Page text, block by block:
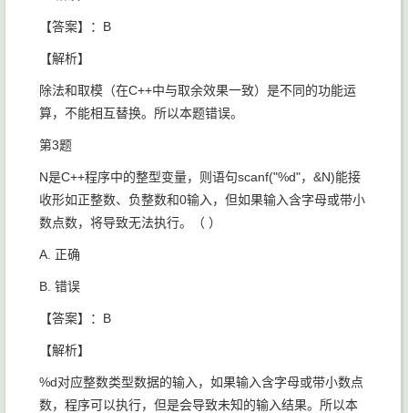
【答案】：B
【解析】
除法和取模（在C++中与取余效果一致）是不同的功能运
算，不能相互替换。所以本题错误。
第3题
N是C++程序中的整型变量，则语句scanf("%d"，&N)​能接
收形如正整数、负整数和0输入，但如果输入含字母或带小
数点数，将导致无法执行。（ ）
A. 正确
B. 错误
【答案】：B
【解析】
%d对应整数类型数据的输入，如果输入含字母或带小数点
数，程序可以执行，但是会导致未知的输入结果。所以本